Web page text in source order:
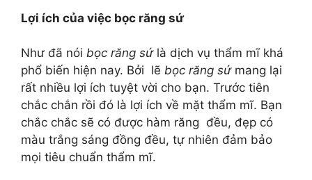
Lợi ích của việc bọc răng sứ
Như đã nói bọc răng sứlà dịch vụ thẩm mĩ khá
phổ biến hiện nay. Bởi lẽ bọc răng sứmang lại
rất nhiều lợi ích tuyệt vời cho bạn. Trước tiên
chắc chắn rồi đó là lợi ích về mặt thẩm mĩ. Bạn
chắc chắc sẽ có được hàm răng đều, đẹp có
màu trắng sáng đồng đều, tự nhiên đảm bảo
mọi tiêu chuẩn thẩm mĩ.